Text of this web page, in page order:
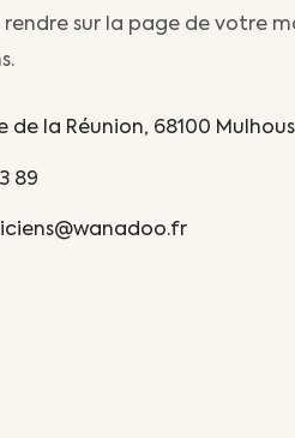
rendre sur la page de votre
de la Réunion, 68100
89